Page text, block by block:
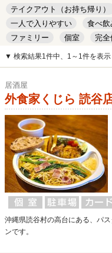
テイクアウト（お持ち帰り）
一人で入りやすい
食べ飲
ファミリー
個室 完全
キッズルーム
安い デ
▼ 検索結果1件中、1～1件を表示
居酒屋
外食家くじら 読谷
沖縄県読谷村の高台にある、パ
ンです。